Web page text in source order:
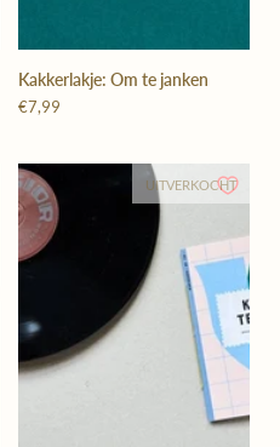
Kakkerlakje: Om te janken
€7,99
UITVERKOCHT